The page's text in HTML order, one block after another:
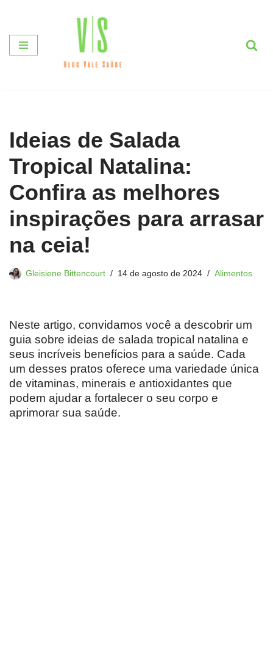
Pular
para
Ideias de Salada
Tropical Natalina:
Confira as melhores
inspirações para arrasar
na ceia!
Gleisiene Bittencourt 14 de agosto de 2024 Alimentos
Neste artigo, convidamos você a descobrir um
guia sobre ideias de salada tropical natalina e
seus incríveis benefícios para a saúde. Cada
um desses pratos oferece uma variedade única
de vitaminas, minerais e antioxidantes que
podem ajudar a fortalecer o seu corpo e
aprimorar sua saúde.